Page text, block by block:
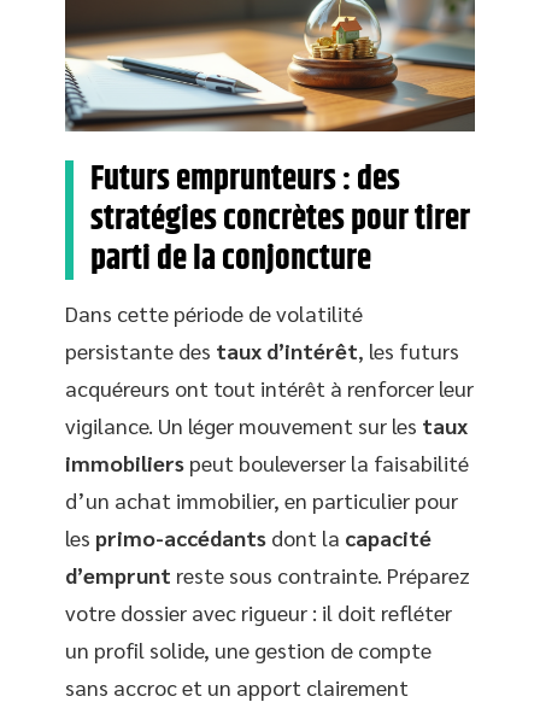
Futurs emprunteurs : des
stratégies concrètes pour tirer
parti de la conjoncture
Dans cette période de volatilité
persistante des taux d’intérêt, les futurs
acquéreurs ont tout intérêt à renforcer leur
vigilance. Un léger mouvement sur les taux
immobiliers peut bouleverser la faisabilité
d’un achat immobilier, en particulier pour
les primo-accédants dont la capacité
d’emprunt reste sous contrainte. Préparez
votre dossier avec rigueur : il doit refléter
un profil solide, une gestion de compte
sans accroc et un apport clairement